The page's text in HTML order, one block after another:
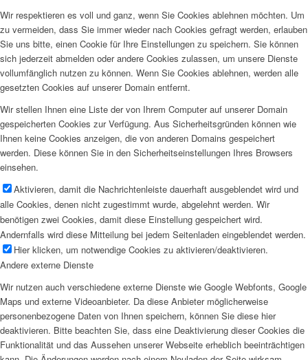
Wir respektieren es voll und ganz, wenn Sie Cookies ablehnen möchten. Um
zu vermeiden, dass Sie immer wieder nach Cookies gefragt werden, erlauben
Sie uns bitte, einen Cookie für Ihre Einstellungen zu speichern. Sie können
sich jederzeit abmelden oder andere Cookies zulassen, um unsere Dienste
vollumfänglich nutzen zu können. Wenn Sie Cookies ablehnen, werden alle
gesetzten Cookies auf unserer Domain entfernt.
Wir stellen Ihnen eine Liste der von Ihrem Computer auf unserer Domain
gespeicherten Cookies zur Verfügung. Aus Sicherheitsgründen können wie
Ihnen keine Cookies anzeigen, die von anderen Domains gespeichert
werden. Diese können Sie in den Sicherheitseinstellungen Ihres Browsers
einsehen.
Aktivieren, damit die Nachrichtenleiste dauerhaft ausgeblendet wird und
alle Cookies, denen nicht zugestimmt wurde, abgelehnt werden. Wir
benötigen zwei Cookies, damit diese Einstellung gespeichert wird.
Andernfalls wird diese Mitteilung bei jedem Seitenladen eingeblendet werden.
Hier klicken, um notwendige Cookies zu aktivieren/deaktivieren.
Andere externe Dienste
Wir nutzen auch verschiedene externe Dienste wie Google Webfonts, Google
Maps und externe Videoanbieter. Da diese Anbieter möglicherweise
personenbezogene Daten von Ihnen speichern, können Sie diese hier
deaktivieren. Bitte beachten Sie, dass eine Deaktivierung dieser Cookies die
Funktionalität und das Aussehen unserer Webseite erheblich beeinträchtigen